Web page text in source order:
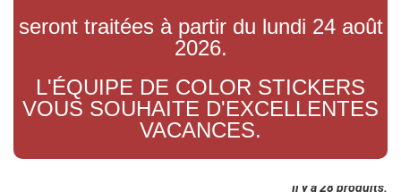
seront traitées à partir du lundi 24 août
2026.
L'ÉQUIPE DE COLOR STICKERS
VOUS SOUHAITE D'EXCELLENTES
VACANCES.
Il y a 28 produits.